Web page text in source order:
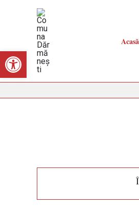
Deschide bara de unelte
Acasă